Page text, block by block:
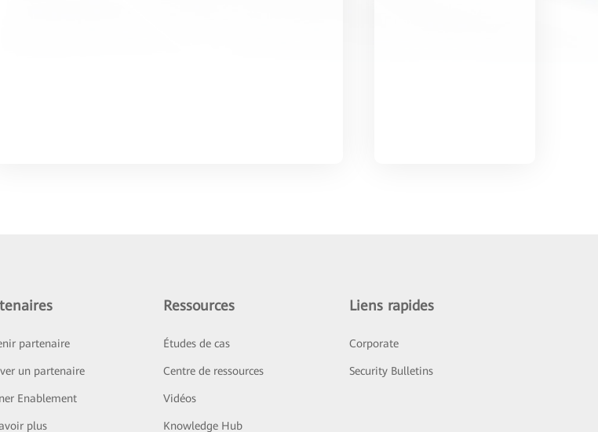
partenaire
un partenaire
Enablement
plus
Ressources
Études de cas
Centre de ressources
Vidéos
Knowledge Hub
Liens rapides
Corporate
Security Bulletins